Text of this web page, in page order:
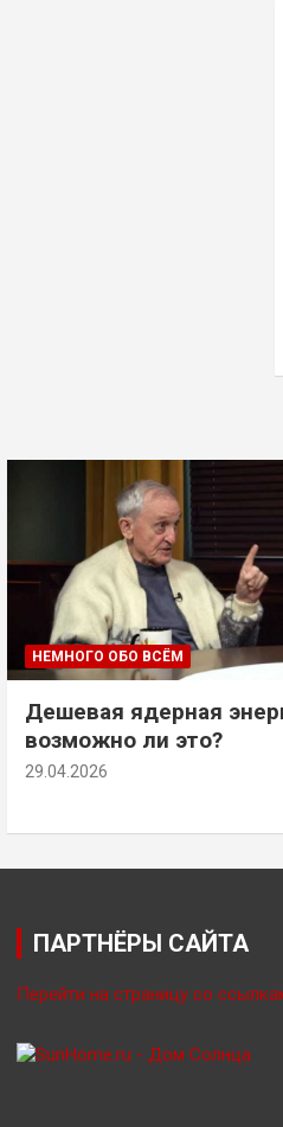
НЕМНОГО ОБО ВСЁМ
Дешевая ядерная
возможно ли это?
29.04.2026
ПАРТНЁРЫ САЙТА
Перейти на страницу со